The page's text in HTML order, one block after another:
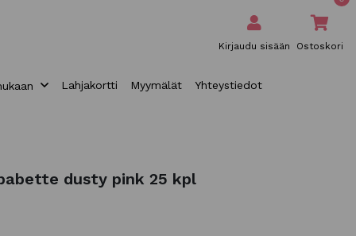
Kirjaudu sisään Ostoskori
Lahjakortti Myymälät Yhteystiedot
dusty pink 25 kpl